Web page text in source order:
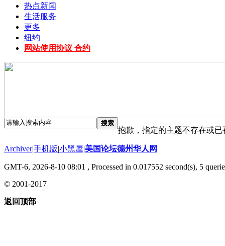
热点新闻
生活服务
更多
纽约
网站使用协议 合约
搜索
抱歉，指定的主题不存在或
Archiver|手机版|小黑屋|美国论坛德州华人网
GMT-6, 2026-8-10 08:01 , Processed in 0.017552 second(s), 5
© 2001-2017
返回顶部